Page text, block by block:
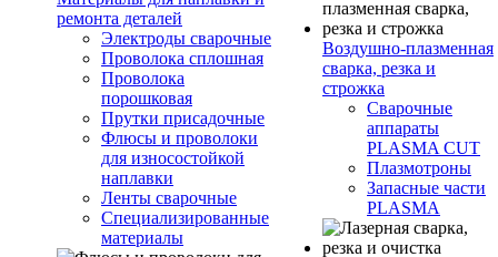
ремонта деталей
Электроды сварочные
Проволока сплошная
Проволока
порошковая
Прутки присадочные
Флюсы и проволоки
для износостойкой
наплавки
Ленты сварочные
Специализированные
материалы
Воздушно-плазменная
сварка, резка и
строжка
Сварочные
аппараты
PLASMA CUT
Плазмотроны
Запасные части
PLASMA